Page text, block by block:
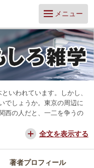
メニュー
いわれています。しかし、
でしょうか。東京の周辺に
西の人だと、一二を争うの
山中を除いてほとんどの所
全文を表示する
著者プロフィール